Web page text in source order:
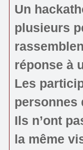
Un
plusieurs
réponse à
Les
personnes
Ils n’ont
la même